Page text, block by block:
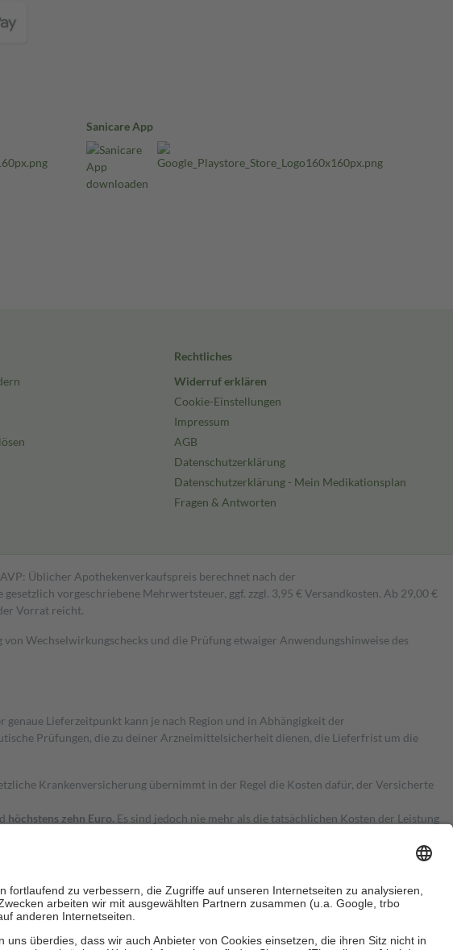
Sanicare App
Rechtliches
Widerruf erklären
Cookie-Einstellungen
Impressum
AGB
Datenschutzerklärung
Datenschutzerklärung - Mein Medikationsplan
Fragen & Antworten
Üblicher Apothekenverkaufspreis berechnet nach der
vorgeschriebene Mehrwertsteuer, ggf. zzgl. 3,95 € Versandkosten. Ab 29,00 €
Vorrat reicht.
Wechselwirkungschecks und die Prüfung etwaiger Anwendungshinweise des
Lieferzeitpunkt kann je nach Region und in Abhängigkeit der
Prüfungen, die zu deiner Arzneimittelsicherheit dienen, die Lieferfrist um die
Krankenversicherung übernimmt in der Regel die Kosten dafür, der Versicherte
höchstens zehn Euro. Es sind jedoch nie mehr als die tatsächlichen Kosten der Leistung
fallenkeine Zuzahlungen an bei: